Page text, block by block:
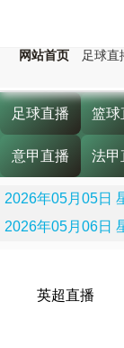
网站首页 足球直
足球直播 篮球
意甲直播 法甲
2026年05月05日
2026年05月06日
英超直播